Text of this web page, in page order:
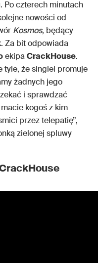
Po czterech minutach
nowości od
Kosmos, będący
Za bit odpowiada
ekipaCrackHouse.
tyle, że singiel promuje
żadnych jego
i sprawdzać
macie kogoś z kim
przez telepatię”,
zielonej spluwy